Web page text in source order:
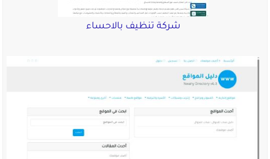
شركة تنظيف بالاحساء